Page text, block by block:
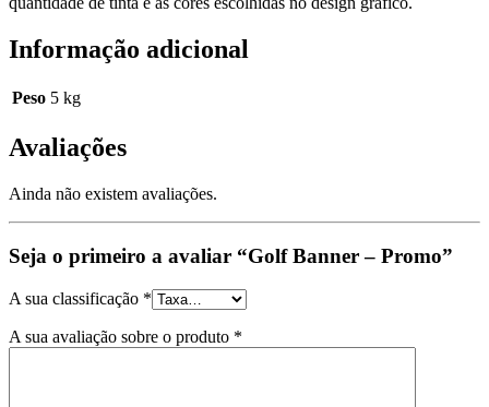
Informação adicional
Peso 5 kg
Avaliações
Ainda não existem avaliações.
Seja o primeiro a avaliar “Golf Banner – Promo”
A sua classificação *
A sua avaliação sobre o produto *